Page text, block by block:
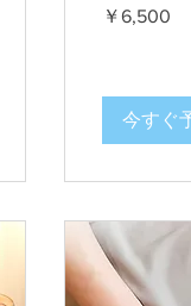
円
￥6,500
今すぐ